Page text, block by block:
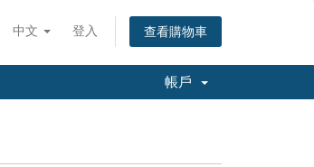
中文 登入 查看購物車
帳戶